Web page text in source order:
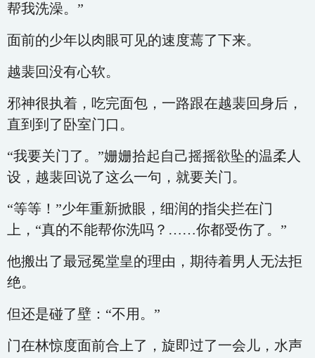
帮我洗澡。”
面前的少年以肉眼可见的速度蔫了下来。
越裴回没有心软。
邪神很执着，吃完面包，一路跟在越裴回身后，
直到到了卧室门口。
“我要关门了。”姗姗拾起自己摇摇欲坠的温柔人
设，越裴回说了这么一句，就要关门。
“等等！”少年重新掀眼，细润的指尖拦在门
上，“真的不能帮你洗吗？……你都受伤了。”
他搬出了最冠冕堂皇的理由，期待着男人无法拒
绝。
但还是碰了壁：“不用。”
门在林惊度面前合上了，旋即过了一会儿，水声